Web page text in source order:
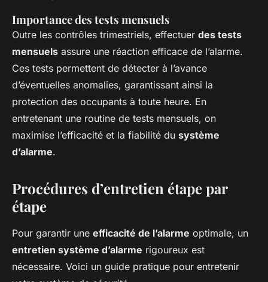
Importance des tests mensuels
Outre les contrôles trimestriels, effectuer des tests
mensuels assure une réaction efficace de l’alarme.
Ces tests permettent de détecter à l’avance
d’éventuelles anomalies, garantissant ainsi la
protection des occupants à toute heure. En
entretenant une routine de tests mensuels, on
maximise l’efficacité et la fiabilité du système
d’alarme.
Procédures d’entretien étape par
étape
Pour garantir une efficacité de l’alarme optimale, un
entretien système d’alarme rigoureux est
nécessaire. Voici un guide pratique pour entretenir